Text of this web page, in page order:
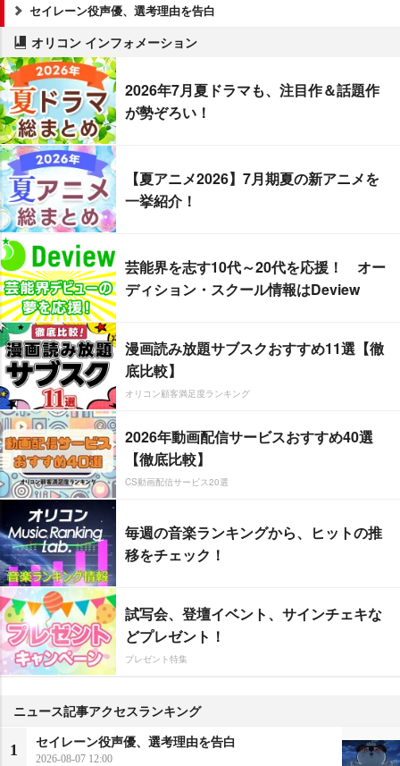
セイレーン役声優、選考理由を告白
オリコン インフォメーション
2026年7月夏ドラマも、注目作＆話題作
が勢ぞろい！
【夏アニメ2026】7月期夏の新アニメを
一挙紹介！
芸能界を志す10代～20代を応援！ オー
ディション・スクール情報はDeview
漫画読み放題サブスクおすすめ11選【徹
底比較】
オリコン顧客満足度ランキング
2026年動画配信サービスおすすめ40選
【徹底比較】
CS動画配信サービス20選
毎週の音楽ランキングから、ヒットの推
移をチェック！
試写会、登壇イベント、サインチェキな
どプレゼント！
プレゼント特集
ニュース記事アクセスランキング
1
セイレーン役声優、選考理由を告白
2026-08-07 12:00